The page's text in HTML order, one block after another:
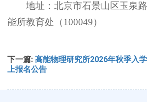
地址：北京市石景山区玉泉
能所教育处（100049）
下一篇: 高能物理研究所2026年秋季入
上报名公告